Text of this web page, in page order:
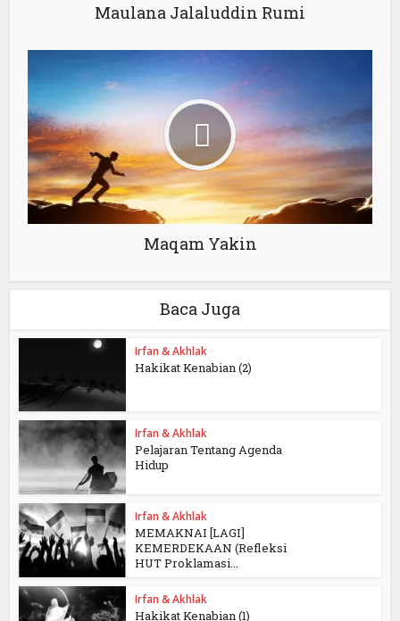
Maulana Jalaluddin Rumi
Maqam Yakin
Baca Juga
Irfan & Akhlak
Hakikat Kenabian (2)
Irfan & Akhlak
Pelajaran Tentang Agenda
Hidup
Irfan & Akhlak
MEMAKNAI [LAGI]
KEMERDEKAAN (Refleksi
HUT Proklamasi...
Irfan & Akhlak
Hakikat Kenabian (1)